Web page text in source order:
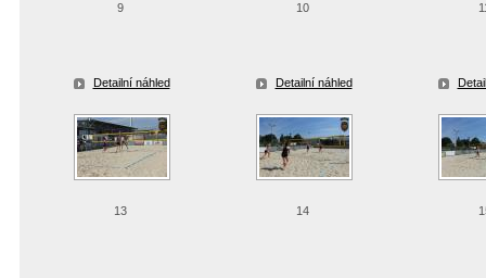
9
Detailní náhled
10
Detailní náhled
13 14